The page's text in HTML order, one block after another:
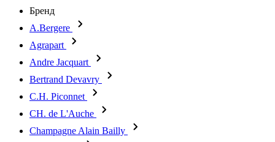
Бренд
A.Bergere
Agrapart
Andre Jacquart
Bertrand Devavry
C.H. Piconnet
CH. de L'Auche
Champagne Alain Bailly